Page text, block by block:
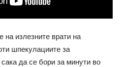
на излезните врати на
шпекулациите за
да се бори за минути во